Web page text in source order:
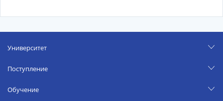
Университет
Поступление
Обучение